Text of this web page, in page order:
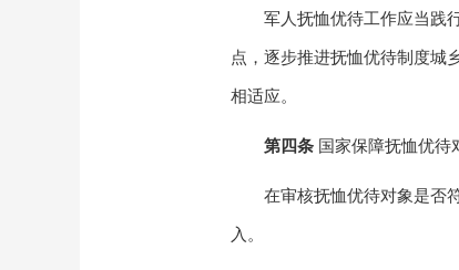
军人抚恤优待工作应当践
点，逐步推进抚恤优待制度城
相适应。
第四条 国家保障抚恤优待
在审核抚恤优待对象是否
入。